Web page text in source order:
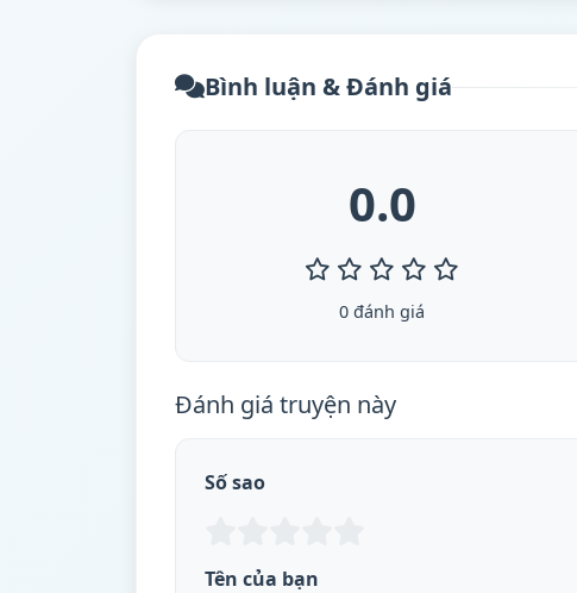
Bình luận & Đánh giá
0.0
0 đánh giá
Đánh giá truyện này
Số sao
Tên của bạn